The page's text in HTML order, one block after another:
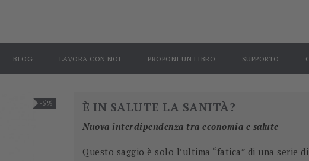
BLOG LAVORA CON NOI PROPONI UN LIBRO SUPPORTO
-5% È IN SALUTE LA SANITÀ?
Nuova interdipendenza tra economia e salute
Questo saggio è solo l’ultima “fatica” di una